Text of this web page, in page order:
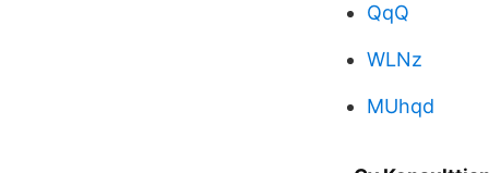
QqQ
WLNz
MUhqd